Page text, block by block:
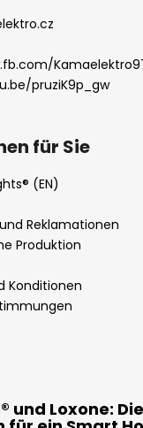
pruziK9p_gw
für Sie
(EN)
Reklamationen
Produktion
Konditionen
und Loxone: